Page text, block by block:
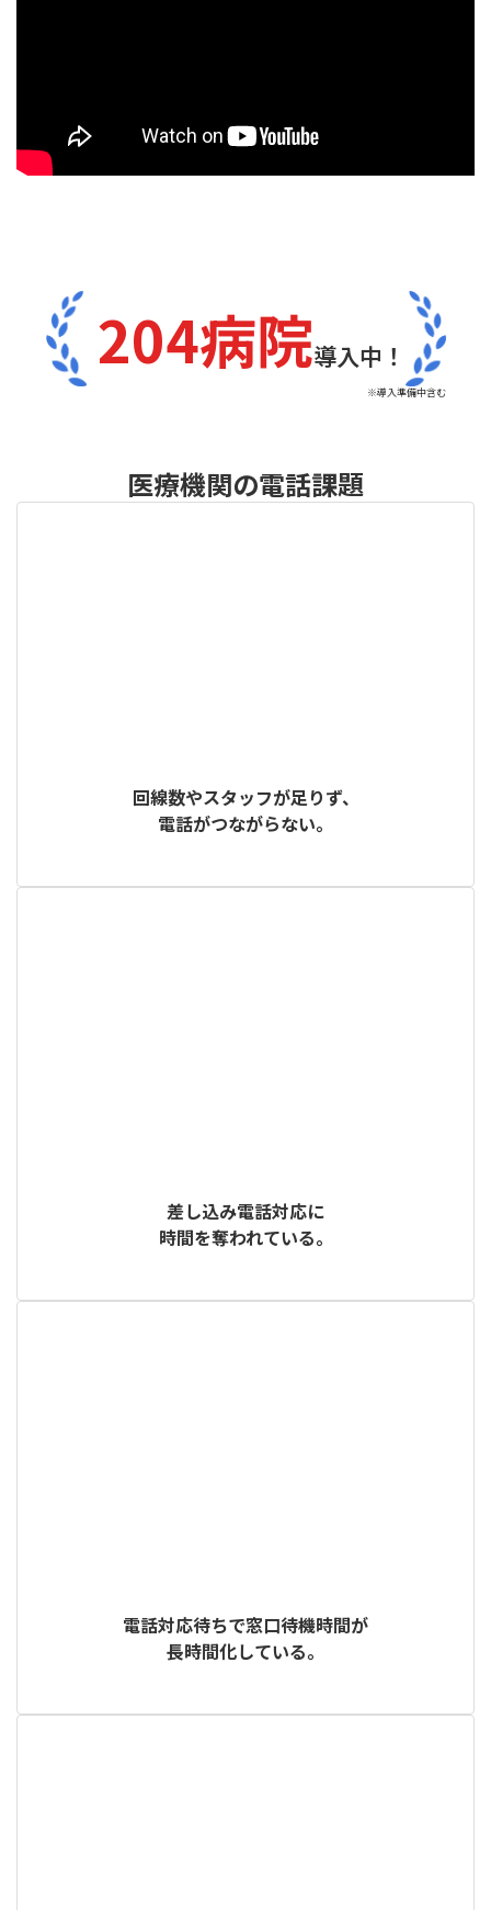
204病院導入中！
※導入準備中含む
医療機関の電話課題
回線数やスタッフが足りず、
電話がつながらない。
差し込み電話対応に
時間を奪われている。
電話対応待ちで窓口待機時間が
長時間化している。